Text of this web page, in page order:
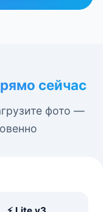
сейчас
фото —